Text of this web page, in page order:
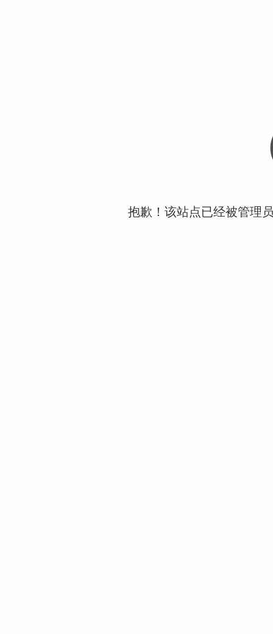
抱歉！该站点已经被管理